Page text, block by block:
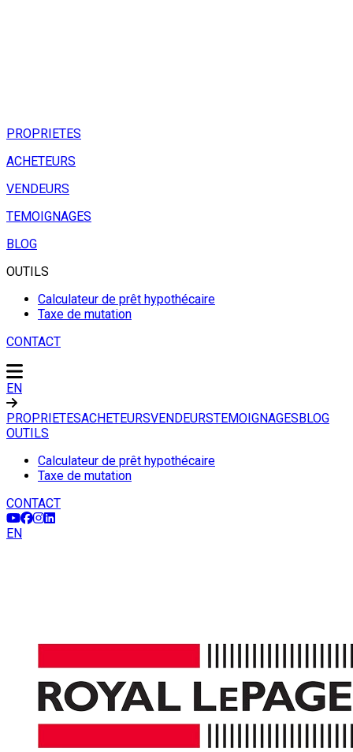
PROPRIETES
ACHETEURS
VENDEURS
TEMOIGNAGES
BLOG
OUTILS
Calculateur de prêt hypothécaire
Taxe de mutation
CONTACT
EN
PROPRIETESACHETEURSVENDEURSTEMOIGNAGESBLOG
OUTILS
Calculateur de prêt hypothécaire
Taxe de mutation
CONTACT
EN